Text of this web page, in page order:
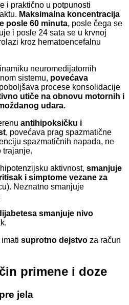
i praktično u potpunosti
Maksimalna koncentracija
posle 60 minuta, posle čega se
i posle 24 sata se u krvnoj
kroz hematoencefalnu
neuromedijatornih
sistemu, povećava
procese konsolidacije
utiče na obnovu motornih i
udara.
antihipoksičku i
, povećava prag spazmatične
spazmatičnih napada, ne
trajanje.
aktivnost, smanjuje
i simptome vezane za
Neznatno smanjuje
smanjuje nivo
imati suprotno dejstvo za račun
primene i doze
jela